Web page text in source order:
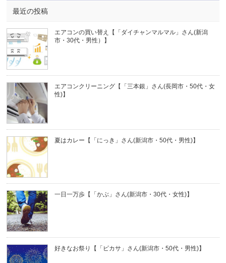
最近の投稿
エアコンの買い替え【「ダイチャンマルマル」さん(新潟
市・30代・男性）】
エアコンクリーニング【「三本銀」さん(長岡市・50代・女
性)】
夏はカレー【「にっき」さん(新潟市・50代・男性)】
一日一万歩【「かぶ」さん(新潟市・30代・女性)】
好きなお祭り【「ピカサ」さん(新潟市・50代・男性)】